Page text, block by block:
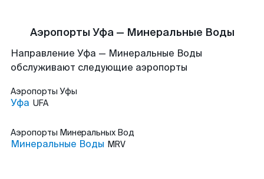
Аэропорты Уфа — Минеральные Воды
Направление Уфа — Минеральные Воды
обслуживают следующие аэропорты
Аэропорты Уфы
Уфа UFA
Аэропорты Минеральных Вод
Минеральные Воды MRV